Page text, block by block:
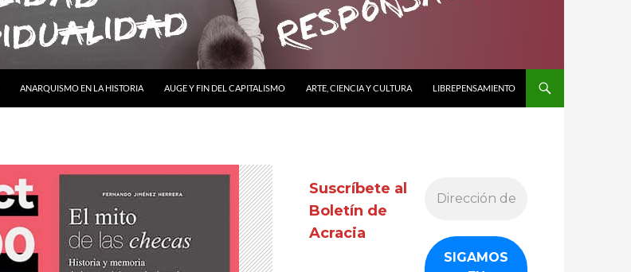
ANARQUISMO EN LA HISTORIA AUGE Y FIN DEL CAPITALISMO ARTE, CIENCIA Y CULTURA LIBREPENSAMIENTO
Suscríbete al
Boletín de
Acracia